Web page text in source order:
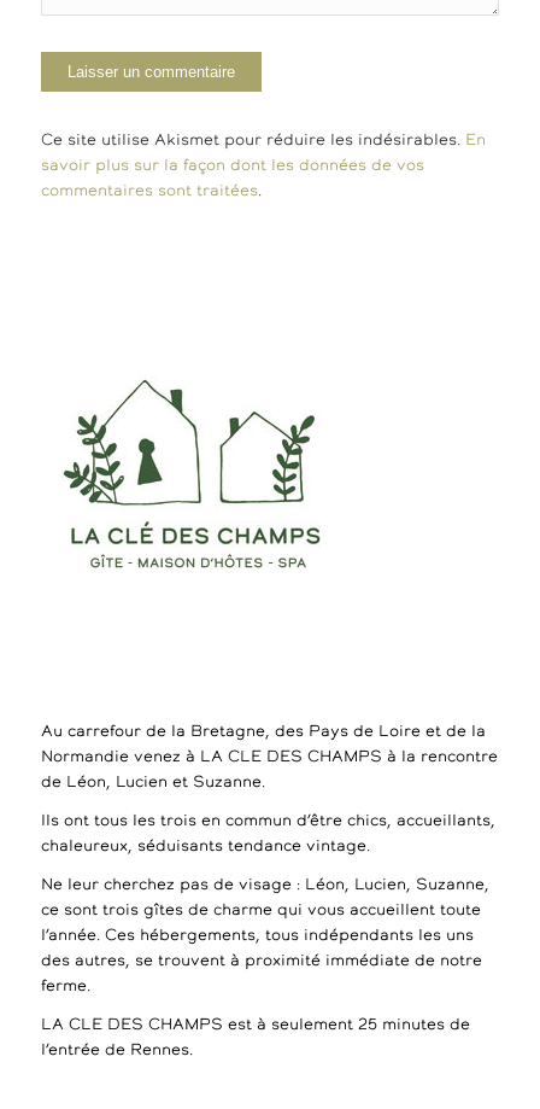
Ce site utilise Akismet pour réduire les indésirables. En
savoir plus sur la façon dont les données de vos
commentaires sont traitées.
Au carrefour de la Bretagne, des Pays de Loire et de la
Normandie venez à LA CLE DES CHAMPS à la rencontre
de Léon, Lucien et Suzanne.
Ils ont tous les trois en commun d’être chics, accueillants,
chaleureux, séduisants tendance vintage.
Ne leur cherchez pas de visage : Léon, Lucien, Suzanne,
ce sont trois gîtes de charme qui vous accueillent toute
l’année. Ces hébergements, tous indépendants les uns
des autres, se trouvent à proximité immédiate de notre
ferme.
LA CLE DES CHAMPS est à seulement 25 minutes de
l’entrée de Rennes.